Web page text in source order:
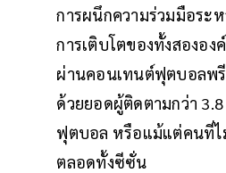
การผนึกความร่วมมือระ
การเติบโตของทั้งสองอ
ผ่านคอนเทนต์ฟุตบอลพ
ด้วยยอดผู้ติดตามกว่า
ฟุตบอล หรือแม้แต่คนที่ไ
ตลอดทั้งซีซั่น